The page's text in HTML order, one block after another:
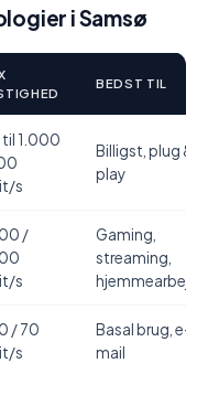
i Samsø
BEDST TIL
1.000
s
Billigst, plug &
play
/
s
Gaming,
streaming,
hjemmearbejde
/ 70
s
Basal brug, e-
mail